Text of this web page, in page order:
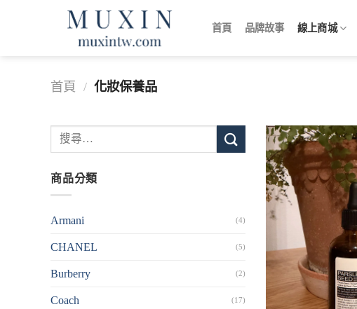
首頁 品牌故事 線上商城
首頁 / 化妝保養品
鍵
字:
商品分類
Armani (4)
CHANEL (5)
Burberry (2)
Coach (17)